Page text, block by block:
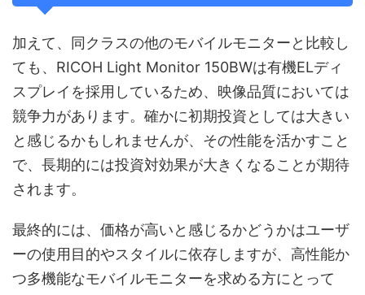
加えて、同クラスの他のモバイルモニターと比較し
ても、RICOH Light Monitor 150BWは有機ELディ
スプレイを採用しているため、映像品質においては
競争力があります。確かに初期投資としては大きい
と感じるかもしれませんが、その性能を活かすこと
で、長期的には投資対効果が大きくなることが期待
されます。
最終的には、価格が高いと感じるかどうかはユーザ
ーの使用目的やスタイルに依存しますが、高性能か
つ多機能なモバイルモニターを求める方にとって